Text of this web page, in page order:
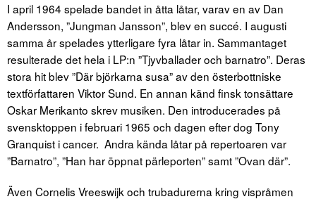
I april 1964 spelade bandet in åtta låtar, varav en av Dan
Andersson, ”Jungman Jansson”, blev en succé. I augusti
samma år spelades ytterligare fyra låtar in. Sammantaget
resulterade det hela i LP:n ”Tjyvballader och barnatro”. Deras
stora hit blev ”Där björkarna susa” av den österbottniske
textförfattaren Viktor Sund. En annan känd finsk tonsättare
Oskar Merikanto skrev musiken. Den introducerades på
svensktoppen i februari 1965 och dagen efter dog Tony
Granquist i cancer. Andra kända låtar på repertoaren var
”Barnatro”, ”Han har öppnat pärleporten” samt ”Ovan där”.
Även Cornelis Vreeswijk och trubadurerna kring vispråmen